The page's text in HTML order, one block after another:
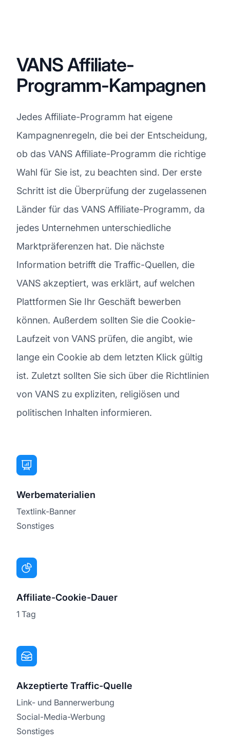
VANS Affiliate-
Programm-Kampagnen
Jedes Affiliate-Programm hat eigene
Kampagnenregeln, die bei der Entscheidung,
ob das VANS Affiliate-Programm die richtige
Wahl für Sie ist, zu beachten sind. Der erste
Schritt ist die Überprüfung der zugelassenen
Länder für das VANS Affiliate-Programm, da
jedes Unternehmen unterschiedliche
Marktpräferenzen hat. Die nächste
Information betrifft die Traffic-Quellen, die
VANS akzeptiert, was erklärt, auf welchen
Plattformen Sie Ihr Geschäft bewerben
können. Außerdem sollten Sie die Cookie-
Laufzeit von VANS prüfen, die angibt, wie
lange ein Cookie ab dem letzten Klick gültig
ist. Zuletzt sollten Sie sich über die Richtlinien
von VANS zu expliziten, religiösen und
politischen Inhalten informieren.
Werbematerialien
Textlink-Banner
Sonstiges
Affiliate-Cookie-Dauer
1 Tag
Akzeptierte Traffic-Quelle
Link- und Bannerwerbung
Social-Media-Werbung
Sonstiges